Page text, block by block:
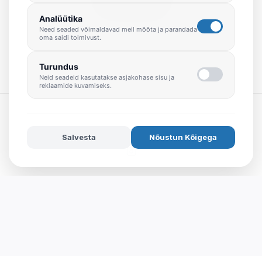
© 2026 Miraidesignhouse
Analüütika
Need seaded võimaldavad meil mõõta ja parandada
oma saidi toimivust.
Turundus
Neid seadeid kasutatakse asjakohase sisu ja
reklaamide kuvamiseks.
Salvesta Nõustun Kõigega